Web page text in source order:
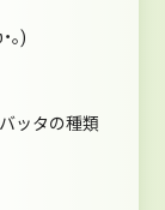
｡)
ッタの種類